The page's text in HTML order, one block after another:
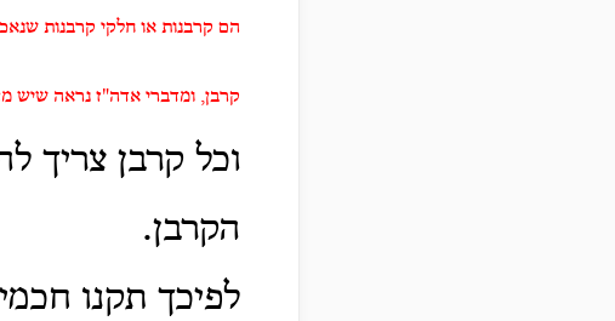
הם קרבנות או חלקי קרבנות
קרבן, ומדברי אדה"ז נראה שיש
וכל קרבן צריך
הקרבן.
לפיכך תקנו